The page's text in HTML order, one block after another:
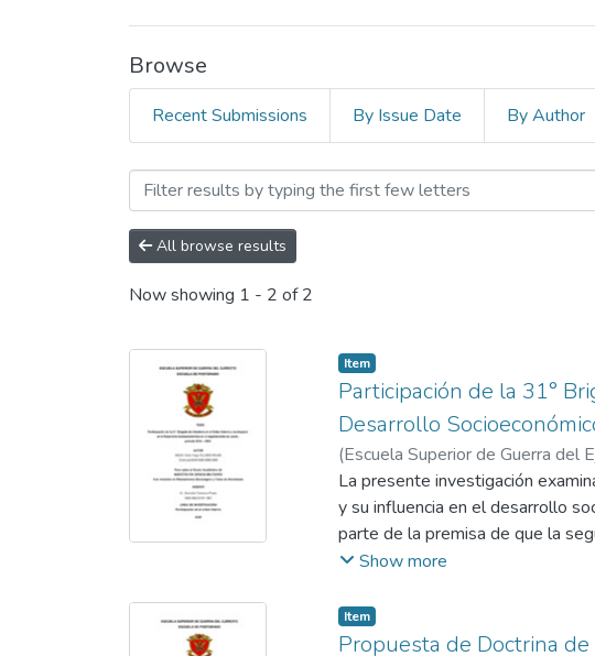
Browse
Recent Submissions By Issue Date By Author
Browsing Maestría en Ciencias
All browse results
Now showing 1 - 2 of 2
Item
Participación de la 31°
Desarrollo
(Escuela Superior de Guerra del
Prado, Gamaliel Manuel Gustavo
La presente investigación
y su influencia en el desarrollo
parte de la premisa de que la
especialmente en territorios
estratégica del Estado para
resultado heterogéneas. El
Show more
Item
Propuesta de Doctrina